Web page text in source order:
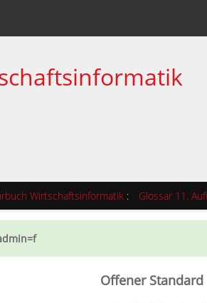
Wirtschaftsinformatik : Glossar 11.
Offener Standard